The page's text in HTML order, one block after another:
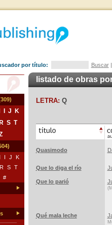
por título: Buscar
J
K
R S T
I J
K
R S T
#
listado de obras
LETRA: Q
Quasimodo
Que lo diga el río
Que lo parió
Qué mala leche